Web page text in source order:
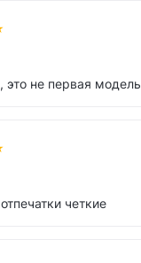
не первая модель
четкие